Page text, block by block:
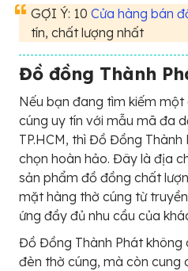
GỢI Ý: 10 Cửa hàng bán
tín, chất lượng nhất
Đồ đồng Thành
Nếu bạn đang tìm kiếm
cúng uy tín với mẫu mã đa
TP.HCM, thì Đồ Đồng Thành
chọn hoàn hảo. Đây là địa
sản phẩm đồ đồng chất
mặt hàng thờ cúng từ
ứng đầy đủ nhu cầu của
Đồ Đồng Thành Phát không
đèn thờ cúng, mà còn cung